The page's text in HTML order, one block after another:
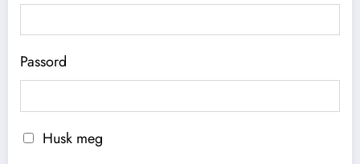
Passord
Husk meg